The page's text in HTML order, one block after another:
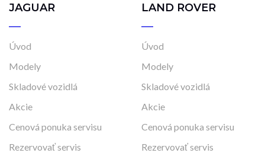
JAGUAR
Úvod
Modely
Skladové vozidlá
Akcie
Cenová ponuka servisu
Rezervovať servis
LAND ROVER
Úvod
Modely
Skladové vozidlá
Akcie
Cenová ponuka servisu
Rezervovať servis